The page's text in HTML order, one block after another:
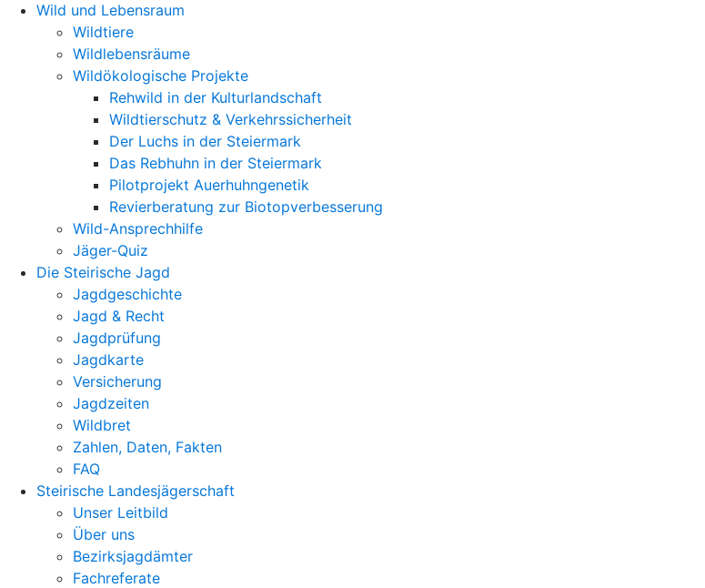
Wild und Lebensraum
Wildtiere
Wildlebensräume
Wildökologische Projekte
Rehwild in der Kulturlandschaft
Wildtierschutz & Verkehrssicherheit
Der Luchs in der Steiermark
Das Rebhuhn in der Steiermark
Pilotprojekt Auerhuhngenetik
Revierberatung zur Biotopverbesserung
Wild-Ansprechhilfe
Jäger-Quiz
Die Steirische Jagd
Jagdgeschichte
Jagd & Recht
Jagdprüfung
Jagdkarte
Versicherung
Jagdzeiten
Wildbret
Zahlen, Daten, Fakten
FAQ
Steirische Landesjägerschaft
Unser Leitbild
Über uns
Bezirksjagdämter
Fachreferate